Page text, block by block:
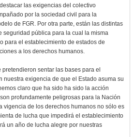
las exigencias del colectivo
por la sociedad civil para la
de FGR. Por otra parte, están las distintas
pública para la cual la misma
para el establecimiento de estados de
a los derechos humanos.
sentar las bases para el
exigencia de que el Estado asuma su
claro que ha sido ha sido la acción
profundamente peligrosas para la Nación
vigencia de los derechos humanos no sólo es
de lucha que impedirá el establecimiento
un año de lucha alegre por nuestras